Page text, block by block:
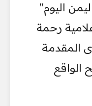
اليوم"
رحمة
المقدمة
الواقع